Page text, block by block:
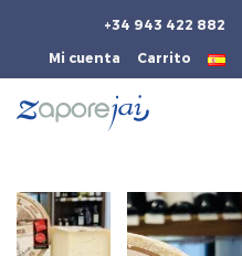
+34 943 422 882
Mi cuenta Carrito